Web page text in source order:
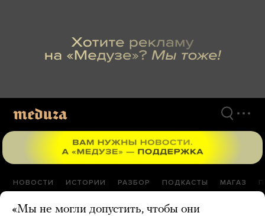
НОВОСТИ ИСТОРИИ РАЗБОР ПОДКАСТЫ МАГАЗ
«Мы не могли допустить, чтобы они